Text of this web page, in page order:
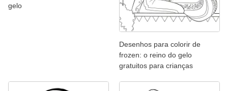
gelo
Desenhos para colorir de
frozen: o reino do gelo
gratuitos para crianças